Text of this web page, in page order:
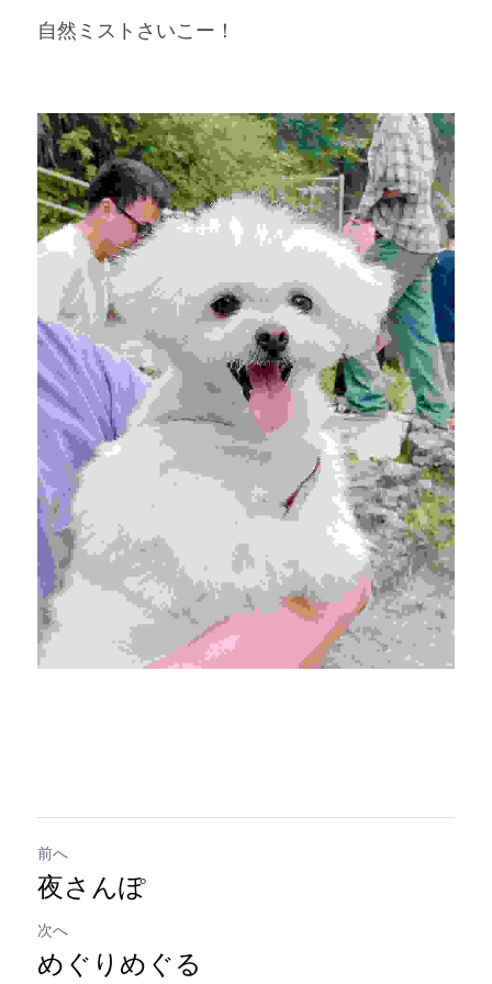
自然ミストさいこー！
前へ
夜さんぽ
次へ
めぐりめぐる